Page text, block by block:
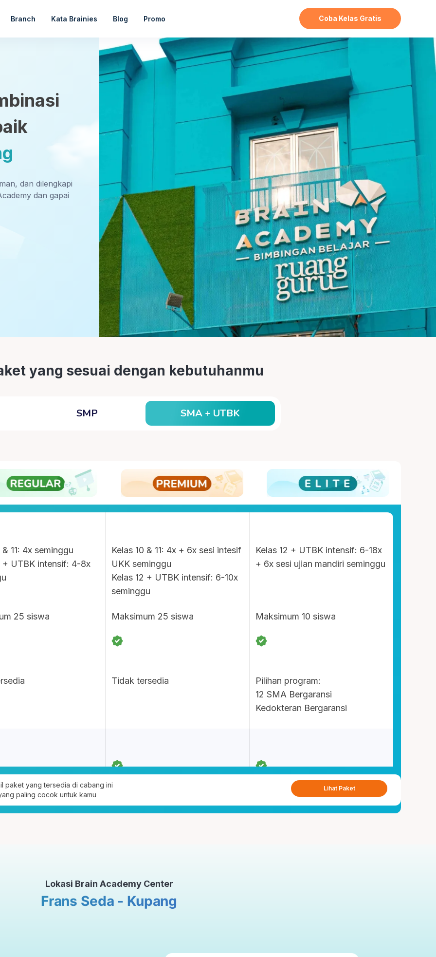
Branch Kata Brainies Blog Promo Coba Kelas Gratis
dan dilengkapi
dan gapai
yang sesuai dengan kebutuhanmu
SMP SMA + UTBK
& 11: 4x seminggu
+ UTBK intensif: 4-8x
Kelas 10 & 11: 4x + 6x sesi intesif
UKK seminggu
Kelas 12 + UTBK intensif: 6-10x
seminggu
Kelas 12 + UTBK intensif: 6-18x
+ 6x sesi ujian mandiri seminggu
25 siswa Maksimum 25 siswa Maksimum 10 siswa
Tidak tersedia
Pilihan program:
12 SMA Bergaransi
Kedokteran Bergaransi
Tatap Muka
paket yang tersedia di cabang ini
paling cocok untuk kamu
Lihat Paket
Lokasi Brain Academy Center
Frans Seda - Kupang